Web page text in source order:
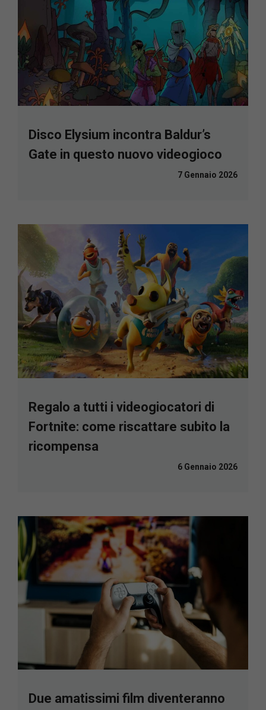
Disco Elysium incontra Baldur’s
Gate in questo nuovo videogioco
7 Gennaio 2026
Regalo a tutti i videogiocatori di
Fortnite: come riscattare subito la
ricompensa
6 Gennaio 2026
Due amatissimi film diventeranno